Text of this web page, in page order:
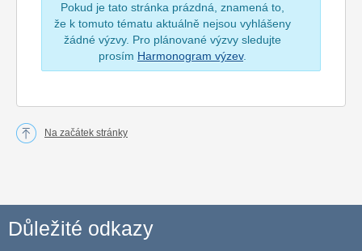
Pokud je tato stránka prázdná, znamená to,
že k tomuto tématu aktuálně nejsou vyhlášeny
žádné výzvy. Pro plánované výzvy sledujte
prosím Harmonogram výzev.
Na začátek stránky
Důležité odkazy